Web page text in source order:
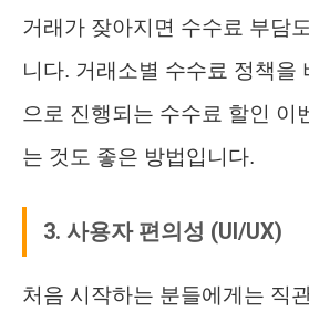
거래가 잦아지면 수수료 부담
니다. 거래소별 수수료 정책을
으로 진행되는 수수료 할인 이
는 것도 좋은 방법입니다.
3. 사용자 편의성 (UI/UX)
처음 시작하는 분들에게는 직